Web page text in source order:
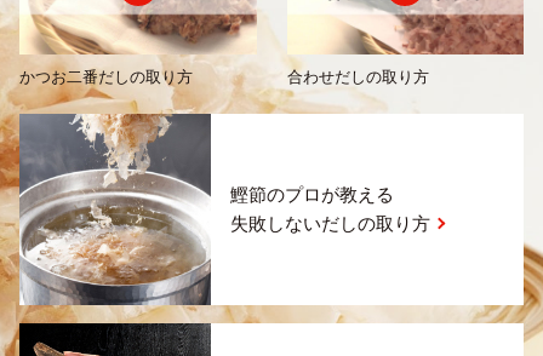
かつお二番だしの取り方 合わせだしの取り方
鰹節のプロが教える
失敗しないだしの取り方